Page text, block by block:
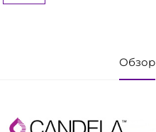
Обзор